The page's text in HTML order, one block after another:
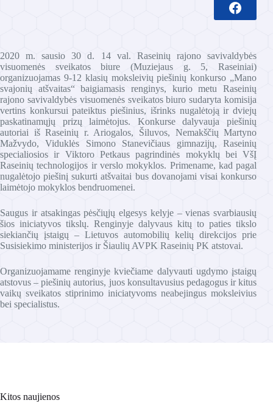
2020 m. sausio 30 d. 14 val. Raseinių rajono savivaldybės
visuomenės sveikatos biure (Muziejaus g. 5, Raseiniai)
organizuojamas 9-12 klasių moksleivių piešinių konkurso „Mano
svajonių atšvaitas“ baigiamasis renginys, kurio metu Raseinių
rajono savivaldybės visuomenės sveikatos biuro sudaryta komisija
vertins konkursui pateiktus piešinius, išrinks nugalėtoją ir dviejų
paskatinamųjų prizų laimėtojus. Konkurse dalyvauja piešinių
autoriai iš Raseinių r. Ariogalos, Šiluvos, Nemakščių Martyno
Mažvydo, Viduklės Simono Stanevičiaus gimnazijų, Raseinių
specialiosios ir Viktoro Petkaus pagrindinės mokyklų bei VšĮ
Raseinių technologijos ir verslo mokyklos. Primename, kad pagal
nugalėtojo piešinį sukurti atšvaitai bus dovanojami visai konkurso
laimėtojo mokyklos bendruomenei.
Saugus ir atsakingas pėsčiųjų elgesys kelyje – vienas svarbiausių
šios iniciatyvos tikslų. Renginyje dalyvaus kitų to paties tikslo
siekiančių įstaigų – Lietuvos automobilių kelių direkcijos prie
Susisiekimo ministerijos ir Šiaulių AVPK Raseinių PK atstovai.
Organizuojamame renginyje kviečiame dalyvauti ugdymo įstaigų
atstovus – piešinių autorius, juos konsultavusius pedagogus ir kitus
vaikų sveikatos stiprinimo iniciatyvoms neabejingus moksleivius
bei specialistus.
Kitos naujienos